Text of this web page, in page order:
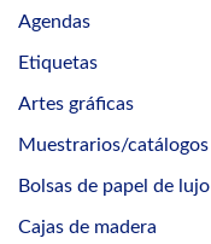
Agendas
Etiquetas
Artes gráficas
Muestrarios/catálogos
Bolsas de papel de lujo
Cajas de madera